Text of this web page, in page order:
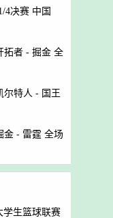
4决赛 中国
拓者 - 掘金 全
尔特人 - 国王
金 - 雷霆 全场
学生篮球联赛